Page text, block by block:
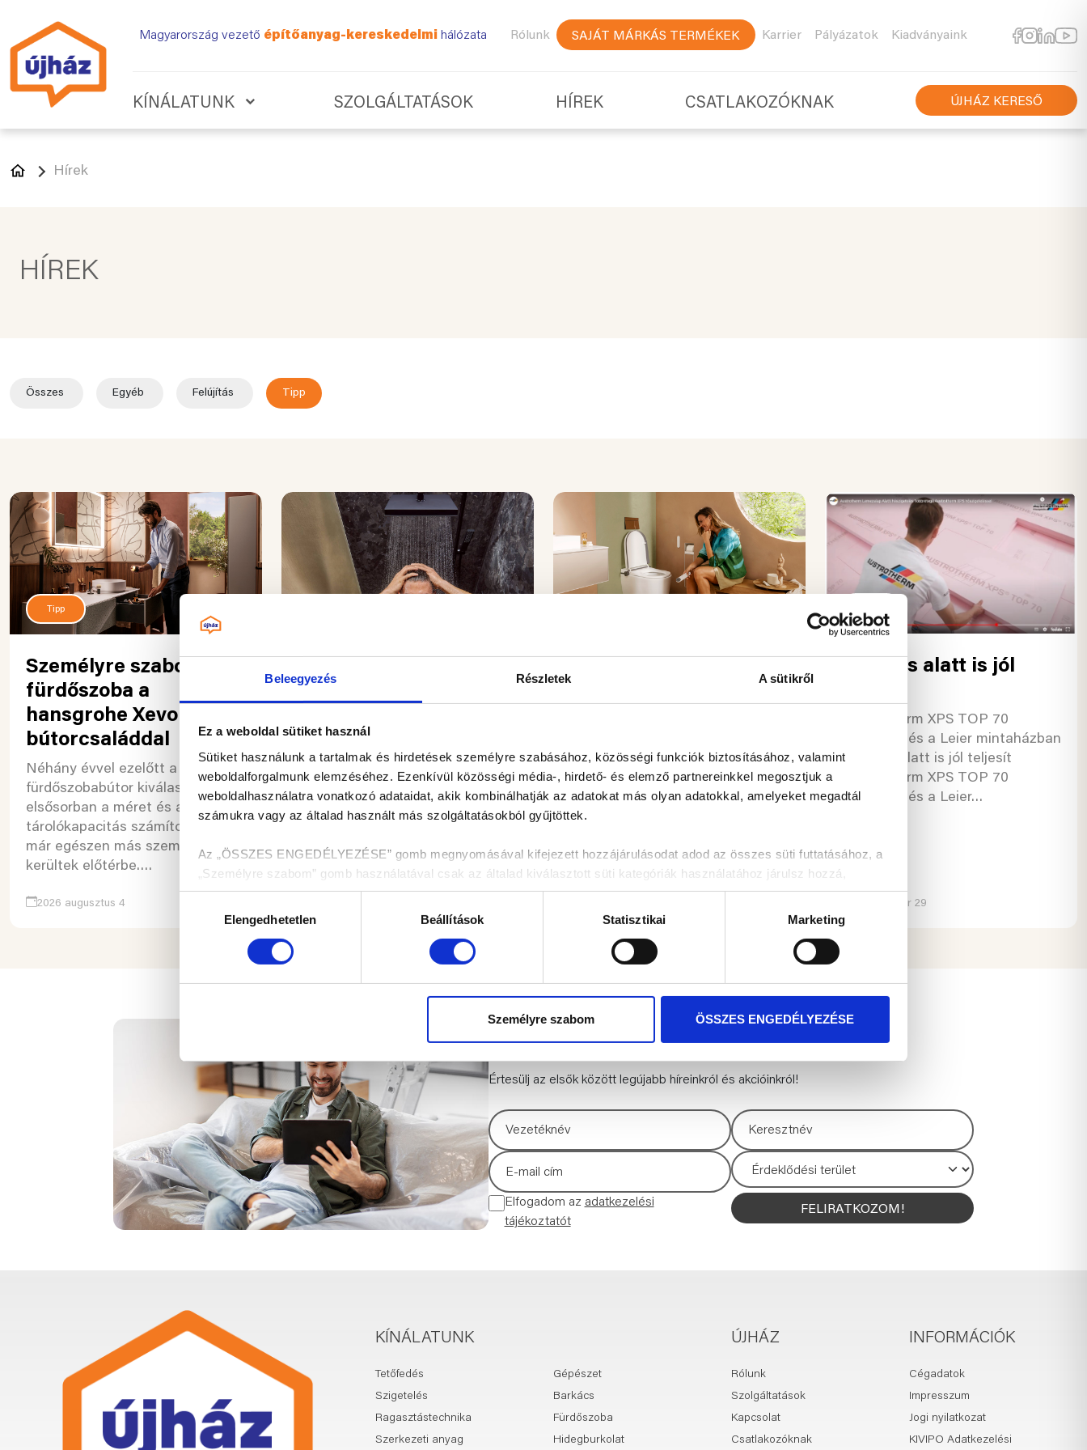
Beleegyezés Részletek A sütikről
Ez a weboldal sütiket használ
Sütiket használunk a tartalmak és hirdetések személyre szabásához, közösségi funkciók biztosításához, valamint
weboldalforgalmunk elemzéséhez. Ezenkívül közösségi média-, hirdető- és elemző partnereinkkel megosztjuk a
weboldalhasználatra vonatkozó adataidat, akik kombinálhatják az adatokat más olyan adatokkal, amelyeket megadtál
számukra vagy az általad használt más szolgáltatásokból gyűjtöttek.
Az „ÖSSZES ENGEDÉLYEZÉSE” gomb megnyomásával kifejezett hozzájárulásodat adod az összes süti futtatásához, a
„Személyre szabom” gomb használatával csak az általad kiválasztott süti kategóriák használatához járulsz hozzá,
melyekről a Részletek megjelenítése fül alatt tájékozódhatsz.
kiválasztásaElengedhetetlen Beállítások Statisztikai Marketing
Személyre szabom ÖSSZES ENGEDÉLYEZÉSE
Magyarország vezető építőanyag-kereskedelmi hálózata Rólunk SAJÁT MÁRKÁS TERMÉKEK Karrier Pályázatok Kiadványaink
KÍNÁLATUNK SZOLGÁLTATÁSOK HÍREK CSATLAKOZÓKNAK ÚJHÁZ KERESŐ
Hírek
HÍREK
Összes Egyéb Felújítás Tipp
Tipp
Személyre szabott
fürdőszoba a
hansgrohe Xevolos E
bútorcsaláddal
Néhány évvel ezelőtt a
fürdőszobabútor kiválasztásánál
elsősorban a méret és a
tárolókapacitás számított. Ma
már egészen más szempontok
kerültek előtérbe….
2026 augusztus 4
amikor a zuhanyzás
válik
A fürdőszoba ma már nem
csupán a napi rutinok helyszíne,
hanem a pihenés és a feltöltődés
A modern fürdőszobákban ma
már nemcsak a design, hanem a
higiénia, a kényelem és az
szerepet…
Nyomás alatt is jól
Austrotherm XPS TOP 70
hőszigetelés a Leier mintaházban
Nyomás alatt is jól teljesít
Austrotherm XPS TOP 70
hőszigetelés a Leier…
2025 január 29
HÍRLEVÉL FELIRATKOZÁS
Értesülj az elsők között legújabb híreinkról és akcióinkról!
Elfogadom az adatkezelési
tájékoztatót
FELIRATKOZOM!
KÍNÁLATUNK
Tetőfedés
Szigetelés
Ragasztástechnika
Szerkezeti anyag
Gépészet
Barkács
Fürdőszoba
Hidegburkolat
ÚJHÁZ
Rólunk
Szolgáltatások
Kapcsolat
Csatlakozóknak
INFORMÁCIÓK
Cégadatok
Impresszum
Jogi nyilatkozat
KIVIPO Adatkezelési